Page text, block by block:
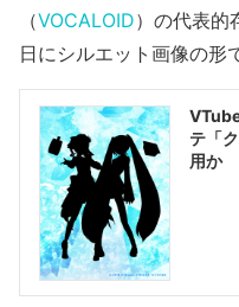
（VOCALOID）の代表的
日にシルエット画像の形
テ「
用か